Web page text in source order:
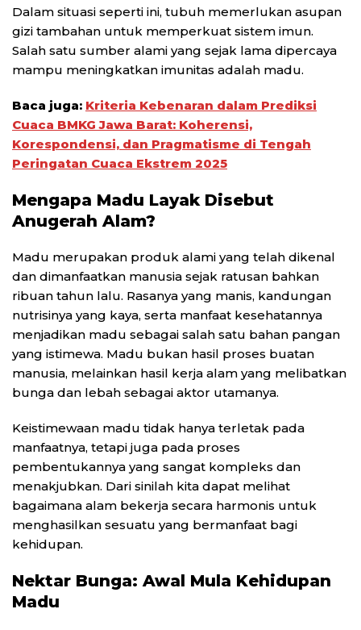
Dalam situasi seperti ini, tubuh memerlukan asupan
gizi tambahan untuk memperkuat sistem imun.
Salah satu sumber alami yang sejak lama dipercaya
mampu meningkatkan imunitas adalah madu.
Baca juga: Kriteria Kebenaran dalam Prediksi
Cuaca BMKG Jawa Barat: Koherensi,
Korespondensi, dan Pragmatisme di Tengah
Peringatan Cuaca Ekstrem 2025
Mengapa Madu Layak Disebut
Anugerah Alam?
Madu merupakan produk alami yang telah dikenal
dan dimanfaatkan manusia sejak ratusan bahkan
ribuan tahun lalu. Rasanya yang manis, kandungan
nutrisinya yang kaya, serta manfaat kesehatannya
menjadikan madu sebagai salah satu bahan pangan
yang istimewa. Madu bukan hasil proses buatan
manusia, melainkan hasil kerja alam yang melibatkan
bunga dan lebah sebagai aktor utamanya.
Keistimewaan madu tidak hanya terletak pada
manfaatnya, tetapi juga pada proses
pembentukannya yang sangat kompleks dan
menakjubkan. Dari sinilah kita dapat melihat
bagaimana alam bekerja secara harmonis untuk
menghasilkan sesuatu yang bermanfaat bagi
kehidupan.
Nektar Bunga: Awal Mula Kehidupan
Madu